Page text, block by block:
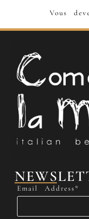
Vous
Email Address*